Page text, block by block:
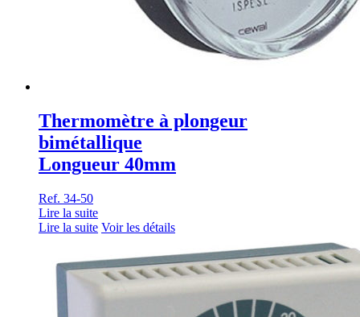
Thermomètre à plongeur
bimétallique
Longueur 40mm
Ref. 34-50
Lire la suite
Lire la suite Voir les détails